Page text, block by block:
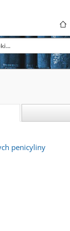
penicyliny